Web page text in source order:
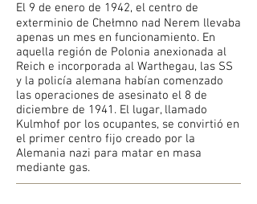
El 9 de enero de 1942, el centro de
exterminio de Chełmno nad Nerem llevaba
apenas un mes en funcionamiento. En
aquella región de Polonia anexionada al
Reich e incorporada al Warthegau, las SS
y la policía alemana habían comenzado
las operaciones de asesinato el 8 de
diciembre de 1941. El lugar, llamado
Kulmhof por los ocupantes, se convirtió en
el primer centro fijo creado por la
Alemania nazi para matar en masa
mediante gas.